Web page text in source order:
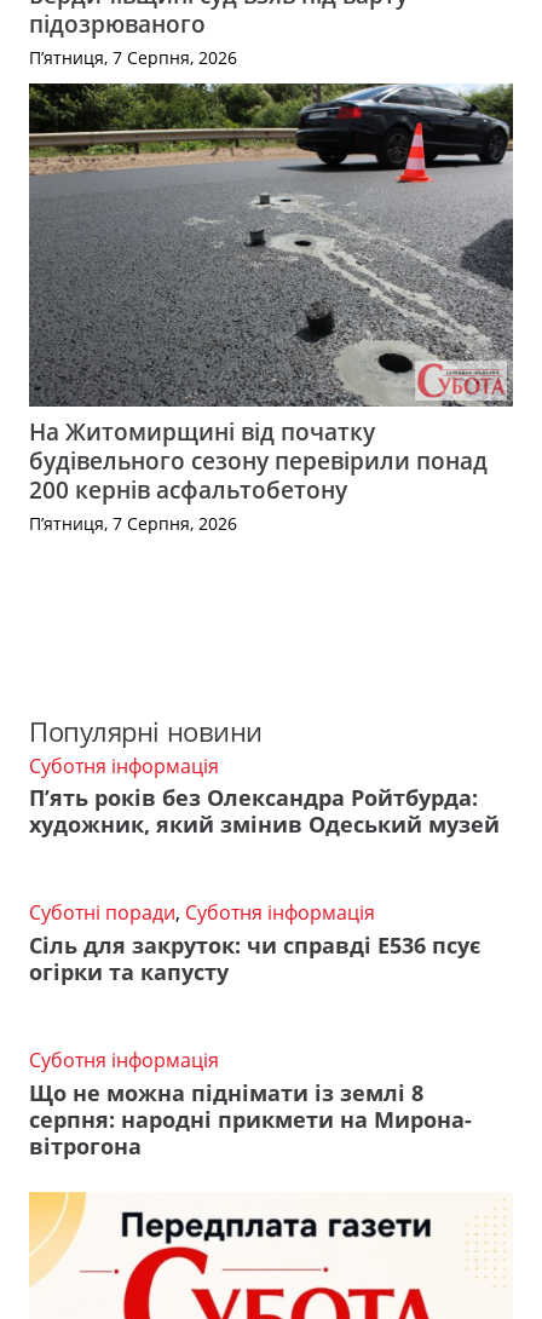
підозрюваного
П’ятниця, 7 Серпня, 2026
На Житомирщині від початку
будівельного сезону перевірили понад
200 кернів асфальтобетону
П’ятниця, 7 Серпня, 2026
Популярні новини
Суботня інформація
П’ять років без Олександра Ройтбурда:
художник, який змінив Одеський музей
Суботні поради, Суботня інформація
Сіль для закруток: чи справді Е536 псує
огірки та капусту
Суботня інформація
Що не можна піднімати із землі 8
серпня: народні прикмети на Мирона-
вітрогона